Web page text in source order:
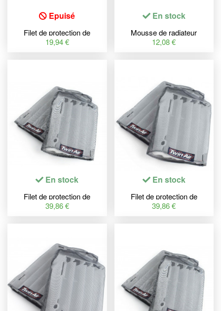
Epuisé
Filet de protection de
radiateur TWINAIR nylon -
19,94 €
En stock
Mousse de radiateur
TWINAIR
12,08 €
En stock
Filet de protection de
radiateur TWINAIR nylon -
39,86 €
En stock
Filet de protection de
radiateur TWINAIR nylon -
39,86 €